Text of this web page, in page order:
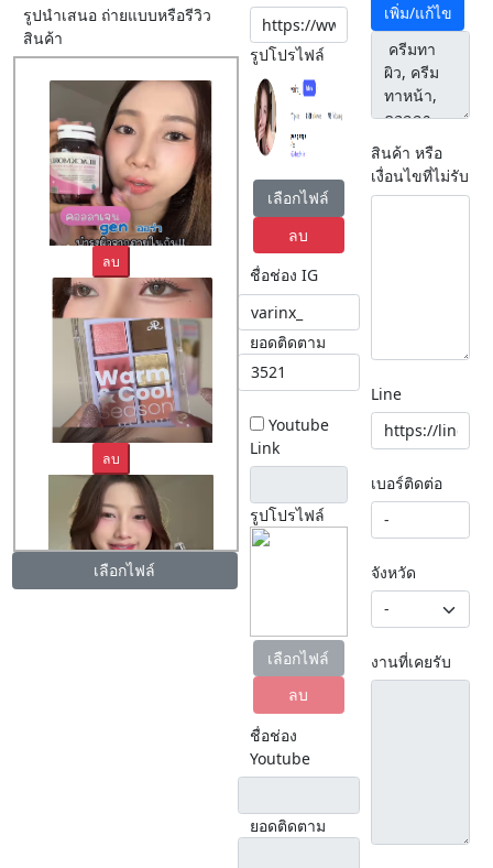
รูปนำเสนอ ถ่ายแบบหรือรีวิว
สินค้า
ลบ
ลบ
เลือกไฟล์
รูปโปรไฟล์
เลือกไฟล์
ลบ
ชื่อช่อง IG
ยอดติดตาม
Youtube
Link
รูปโปรไฟล์
เลือกไฟล์
ลบ
ชื่อช่อง
Youtube
ยอดติดตาม
เพิ่ม/แก้ไข
สินค้า หรือ
เงื่อนไขที่ไม่รับ
Line
เบอร์ติดต่อ
จังหวัด
งานที่เคยรับ